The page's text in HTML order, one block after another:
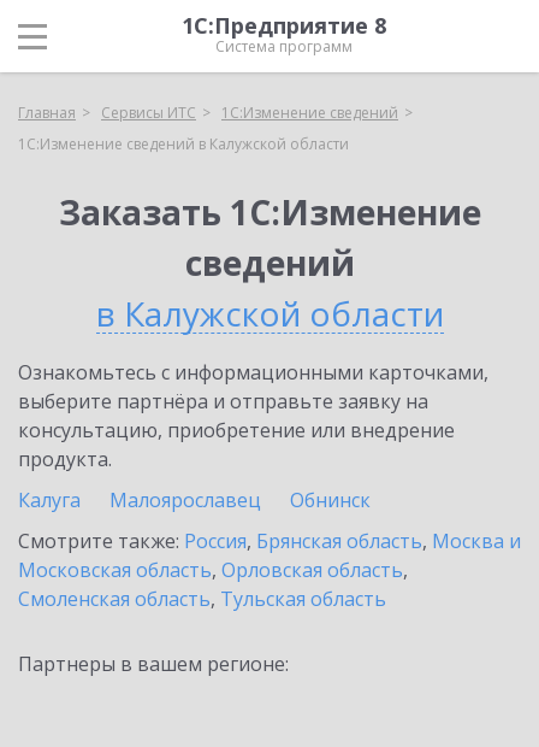
1С:Предприятие 8
Система программ
Главная Сервисы ИТС
1С:Изменение сведений
1С:Изменение сведений в Калужской области
Заказать 1С:Изменение
сведений
в Калужской области
Ознакомьтесь с информационными карточками,
выберите партнёра и отправьте заявку на
консультацию, приобретение или внедрение
продукта.
Калуга
Малоярославец
Обнинск
Смотрите также: Россия, Брянская область, Москва и
Московская область, Орловская область,
Смоленская область, Тульская область
Партнеры в вашем регионе: